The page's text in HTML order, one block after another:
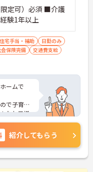
定可）必須 ■介護
験1年以上
住宅手当・補助
日勤のみ
保険完備
交通費支給
ームで
で子育て
なお子様
けます。
、生活
接のポイ
わせくだ
紹介してもらう